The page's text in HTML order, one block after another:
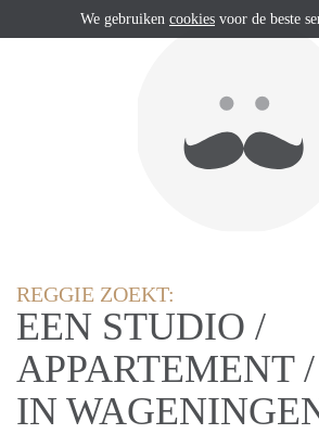
REGGIE ZOEKT:
EEN STUDIO /
APPARTEMENT
IN
We gebruiken cookies voor de beste